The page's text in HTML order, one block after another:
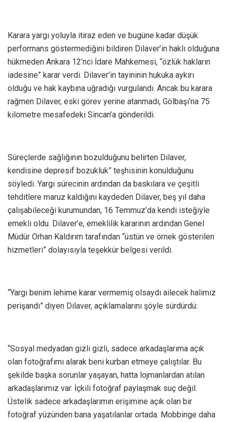
Karara yargı yoluyla itiraz eden ve bugüne kadar düşük
performans göstermediğini bildiren Dilaver’in haklı olduğuna
hükmeden Ankara 12’nci İdare Mahkemesi, “özlük hakların
iadesine” karar verdi. Dilaver’in tayininin hukuka aykırı
olduğu ve hak kaybına uğradığı vurgulandı. Ancak bu karara
rağmen Dilaver, eski görev yerine atanmadı, Gölbaşı’na 75
kilometre mesafedeki Sincan’a gönderildi.
Süreçlerde sağlığının bozulduğunu belirten Dilaver,
kendisine depresif bozukluk” teşhisinin konulduğunu
söyledi. Yargı sürecinin ardından da baskılara ve çeşitli
tehditlere maruz kaldığını kaydeden Dilaver, beş yıl daha
çalışabileceği kurumundan, 16 Temmuz’da kendi isteğiyle
emekli oldu. Dilaver’e, emeklilik kararının ardından Genel
Müdür Orhan Kaldırım tarafından “üstün ve örnek gösterilen
hizmetleri” dolayısıyla teşekkür belgesi verildi.
“Yargı benim lehime karar vermemiş olsaydı ailecek halimiz
perişandı” diyen Dilaver, açıklamalarını şöyle sürdürdü:
“Sosyal medyadan gizli gizli, sadece arkadaşlarıma açık
olan fotoğrafımı alarak beni kurban etmeye çalıştılar. Bu
şekilde başka sorunlar yaşayan, hatta lojmanlardan atılan
arkadaşlarımız var. İçkili fotoğraf paylaşmak suç değil.
Üstelik sadece arkadaşlarımın erişimine açık olan bir
fotoğraf yüzünden bana yaşatılanlar ortada. Mobbinge daha